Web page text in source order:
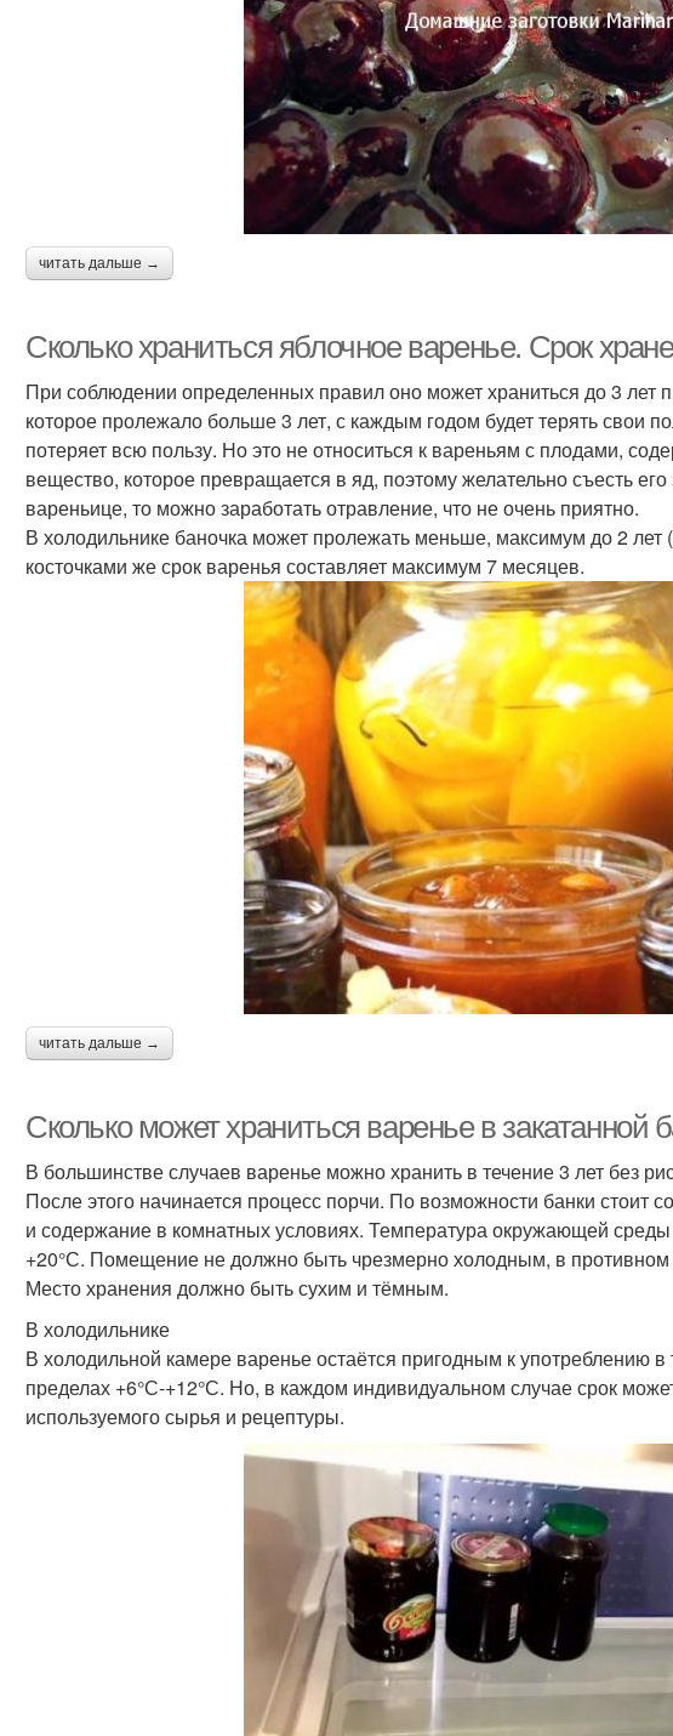
читать дальше →
Сколько храниться яблочное варенье. Срок
При соблюдении определенных правил оно может храниться до 3 лет
которое пролежало больше 3 лет, с каждым годом будет терять свои
потеряет всю пользу. Но это не относиться к вареньям с плодами,
вещество, которое превращается в яд, поэтому желательно съесть
вареньице, то можно заработать отравление, что не очень приятно.
В холодильнике баночка может пролежать меньше, максимум до 2 лет
косточками же срок варенья составляет максимум 7 месяцев.
читать дальше →
Сколько может храниться варенье в закатанной
В большинстве случаев варенье можно хранить в течение 3 лет без
После этого начинается процесс порчи. По возможности банки стоит
и содержание в комнатных условиях. Температура окружающей
+20°С. Помещение не должно быть чрезмерно холодным, в противном
Место хранения должно быть сухим и тёмным.
В холодильнике
В холодильной камере варенье остаётся пригодным к употреблению
пределах +6°С-+12°С. Но, в каждом индивидуальном случае срок
используемого сырья и рецептуры.